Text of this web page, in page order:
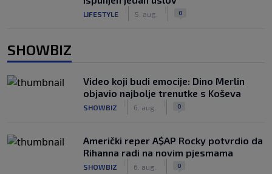
LIFESTYLE 5. aug. 0
SHOWBIZ
Video koji budi emocije: Dino Merlin
objavio najbolje trenutke s Koševa
SHOWBIZ 6. aug. 0
Američki reper A$AP Rocky potvrdio da
Rihanna radi na novim pjesmama
SHOWBIZ 6. aug. 0